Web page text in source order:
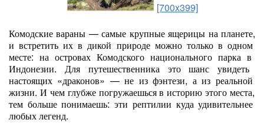
[700x399]
Комодские вараны — самые крупныеящерицы напланете,
и встретить их в дикой природеможнотольков одном
месте: на островах Комодского национального парка в
Индонезии. Дляпутешественникаэтошанс увидеть
настоящих «драконов» — не изфэнтези, аиз реальной
жизни. И чемглубжепогружаешьсяв историю этого места,
тем большепонимаешь: эти рептилии кудаудивительнее
любыхлегенд.